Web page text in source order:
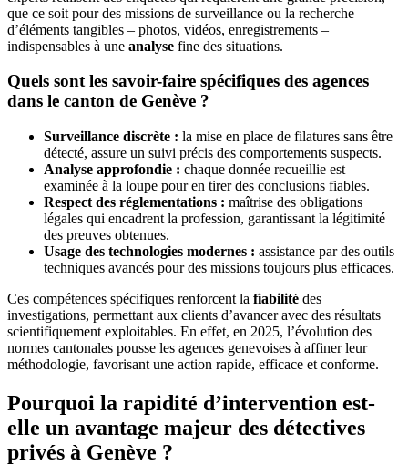
que ce soit pour des missions de surveillance ou la recherche
d’éléments tangibles – photos, vidéos, enregistrements –
indispensables à une analyse fine des situations.
Quels sont les savoir-faire spécifiques des agences
dans le canton de Genève ?
Surveillance discrète : la mise en place de filatures sans être
détecté, assure un suivi précis des comportements suspects.
Analyse approfondie : chaque donnée recueillie est
examinée à la loupe pour en tirer des conclusions fiables.
Respect des réglementations : maîtrise des obligations
légales qui encadrent la profession, garantissant la légitimité
des preuves obtenues.
Usage des technologies modernes : assistance par des outils
techniques avancés pour des missions toujours plus efficaces.
Ces compétences spécifiques renforcent la fiabilité des
investigations, permettant aux clients d’avancer avec des résultats
scientifiquement exploitables. En effet, en 2025, l’évolution des
normes cantonales pousse les agences genevoises à affiner leur
méthodologie, favorisant une action rapide, efficace et conforme.
Pourquoi la rapidité d’intervention est-
elle un avantage majeur des détectives
privés à Genève ?